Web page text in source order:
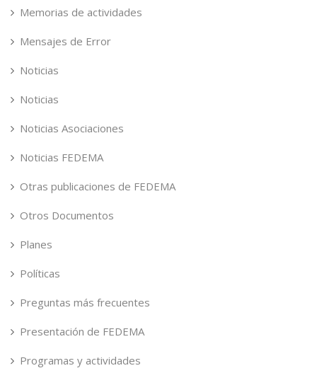
Memorias de actividades
Mensajes de Error
Noticias
Noticias
Noticias Asociaciones
Noticias FEDEMA
Otras publicaciones de FEDEMA
Otros Documentos
Planes
Políticas
Preguntas más frecuentes
Presentación de FEDEMA
Programas y actividades